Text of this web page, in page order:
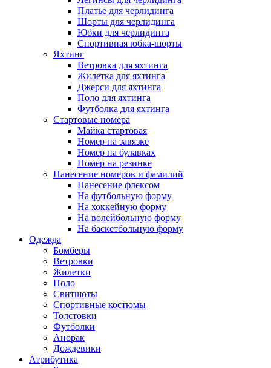
Платье для черлидинга
Шорты для черлидинга
Юбки для черлидинга
Спортивная юбка-шорты
Яхтинг
Ветровка для яхтинга
Жилетка для яхтинга
Джерси для яхтинга
Поло для яхтинга
Футболка для яхтинга
Стартовые номера
Майка стартовая
Номер на завязке
Номер на булавках
Номер на резинке
Нанесение номеров и фамилий
Нанесение флексом
На футбольную форму
На хоккейную форму
На волейбольную форму
На баскетбольную форму
Одежда
Бомберы
Ветровки
Жилетки
Поло
Свитшоты
Спортивные костюмы
Толстовки
Футболки
Анорак
Дождевики
Атрибутика